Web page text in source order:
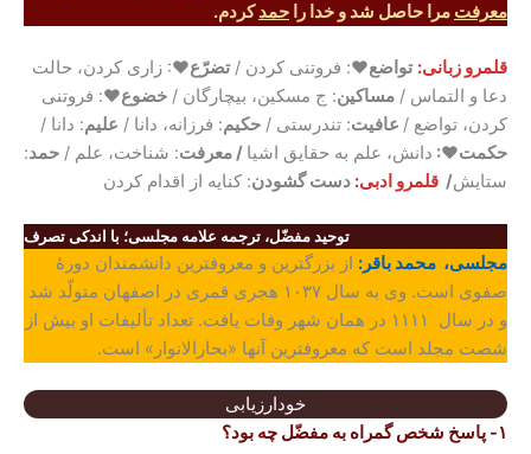
معرفت مرا حاصل شد و خدا را حمدکردم.
قلمرو زبانی: تواضع♥: فروتنی کردن /تضرّع♥: زاری کردن، حالت
دعا و التماس / مساکین: ج مسکین، بیچارگان / خضوع♥: فروتنی
کردن، تواضع / عافیت: تندرستی / حکیم: فرزانه، دانا / علیم: دانا /
حکمت♥: دانش، علم به حقایق اشیا / معرفت: شناخت، علم / حمد:
ستایش/ قلمرو ادبی: دست گشودن: کنایه از اقدام کردن
توحید مفضّل، ترجمه علامه مجلسی؛ با اندکی تصرف
مجلسی، محمد باقر: از بزرگترین و معروفترین دانشمندان دورۀ
صفوی است. وی به سال ۱۰۳۷ هجری قمری در اصفهان متولّد شد
و در سال ۱۱۱۱ در همان شهر وفات یافت. تعداد تألیفات او بیش از
شصت مجلد است که معروفترین آنها «بحارالانوار» است.
خودارزیابی
۱- پاسخ شخص گمراه به مفضّل چه بود؟